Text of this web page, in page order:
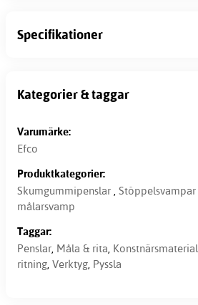
Specifikationer
Kategorier & taggar
Varumärke:
Efco
Produktkategorier:
Skumgummipenslar Stöppelsvampar
målarsvamp
Taggar:
Penslar Måla & rita Konstnärsmaterial
ritning Verktyg Pyssla